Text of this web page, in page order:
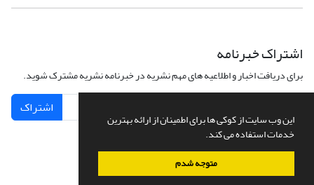
این وب سایت از کوکی ها برای اطمینان از ارائه بهترین
خدمات استفاده می کند.
متوجه شدم
اشتراک خبرنامه
برای دریافت اخبار و اطلاعیه های مهم نشریه در خبرنامه نشریه مشترک شوید.
اشتراک
سامانه مدیریت نشریات علمی.طراحی و پیاده سازی ازسیناوب